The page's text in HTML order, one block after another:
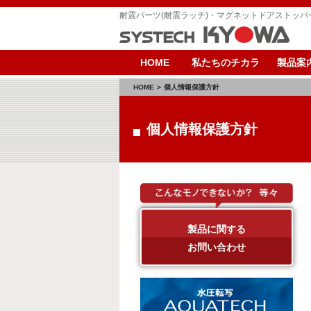
耐震パーツ(耐震ラッチ)・マグネットドアストッ
HOME 私たちのチカラ 製品案
HOME 個人情報保護方針
個人情報保護方針
製品に関する
お問い合わせ